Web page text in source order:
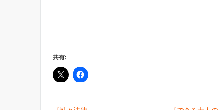
共有: